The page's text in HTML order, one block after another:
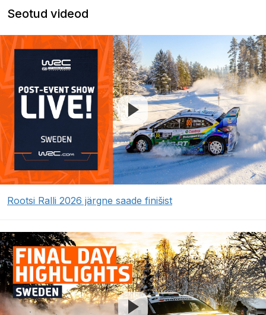
Seotud videod
Rootsi Ralli 2026 järgne saade finišist